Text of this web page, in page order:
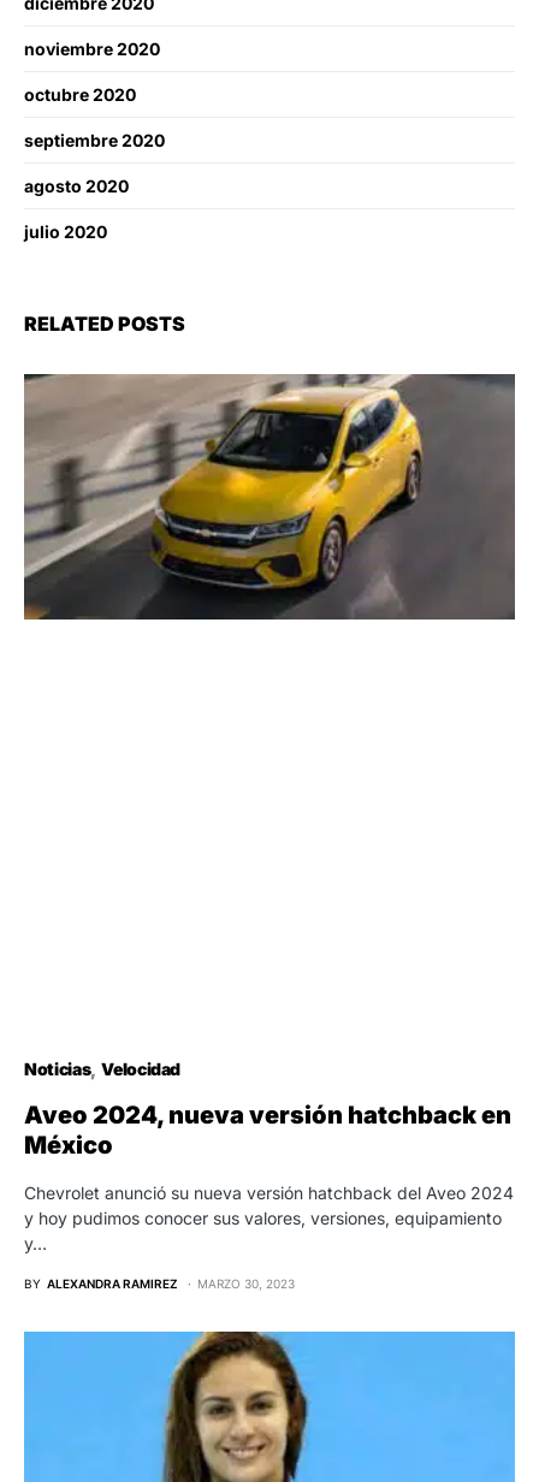
noviembre 2020
octubre 2020
septiembre 2020
agosto 2020
julio 2020
RELATED POSTS
Noticias Velocidad
Aveo 2024, nueva versión hatchback en
México
Chevrolet anunció su nueva versión hatchback del Aveo 2024
y hoy pudimos conocer sus valores, versiones, equipamiento
y…
BY ALEXANDRA RAMIREZ MARZO 30, 2023